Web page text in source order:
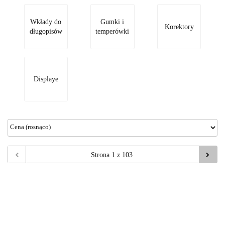
Wkłady do
długopisów
Gumki i
temperówki
Korektory
Displaye